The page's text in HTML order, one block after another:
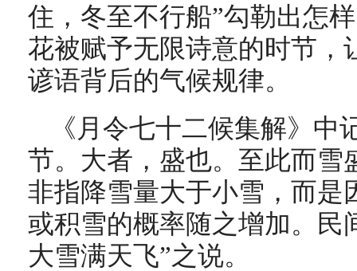
住，冬至不行船”勾勒出怎
花被赋予无限诗意的时节，
谚语背后的气候规律。
《月令七十二候集解》中
节。大者，盛也。至此而雪
非指降雪量大于小雪，而是
或积雪的概率随之增加。民
大雪满天飞”之说。